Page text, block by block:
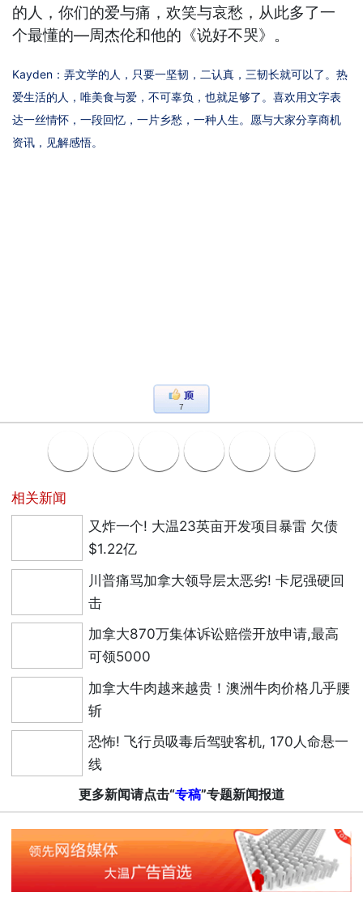
的人，你们的爱与痛，欢笑与哀愁，从此多了一
个最懂的—周杰伦和他的《说好不哭》。
Kayden：弄文学的人，只要一坚韧，二认真，三韧长就可以了。热
爱生活的人，唯美食与爱，不可辜负，也就足够了。喜欢用文字表
达一丝情怀，一段回忆，一片乡愁，一种人生。愿与大家分享商机
资讯，见解感悟。
7
相关新闻
又炸一个! 大温23英亩开发项目暴雷 欠债
$1.22亿
川普痛骂加拿大领导层太恶劣! 卡尼强硬回
击
加拿大870万集体诉讼赔偿开放申请,最高
可领5000
加拿大牛肉越来越贵！澳洲牛肉价格几乎腰
斩
恐怖! 飞行员吸毒后驾驶客机, 170人命悬一
线
更多新闻请点击“专稿”专题新闻报道